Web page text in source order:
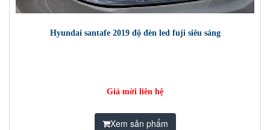
Hyundai santafe 2019 độ đèn led fuji siêu sáng
Giá mời liên hệ
Xem sản phẩm